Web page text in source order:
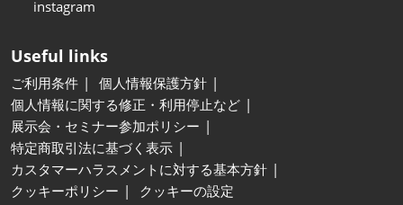
instagram
Useful links
ご利用条件
個人情報保護方針
個人情報に関する修正・利用停止など
展示会・セミナー参加ポリシー
特定商取引法に基づく表示
カスタマーハラスメントに対する基本方針
クッキーポリシー
クッキーの設定